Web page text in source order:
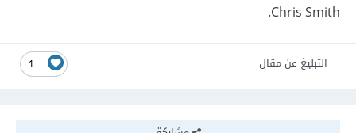
Chris Smith.
1 التبليغ عن مقال